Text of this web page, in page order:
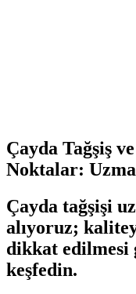
Çayda Tağşiş
Noktalar:
Çayda tağşişi
alıyoruz;
dikkat edilmesi
keşfedin.